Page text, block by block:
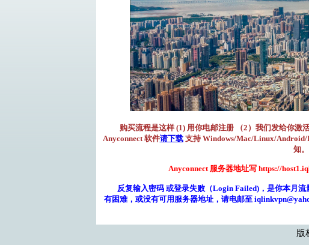
购买流程是这样 (1) 用你电邮注册 （2）我们发给你激
Anyconnect 软件请下载支持 Windows/Mac/Linux/Android/
知。
Anyconnect 服务器地址写 https://
反复输入密码 或登录失败（Login Failed)，是你本月流
有困难，或没有可用服务器地址，请电邮至
版